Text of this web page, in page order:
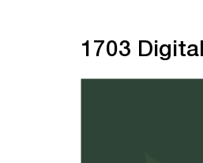
1703